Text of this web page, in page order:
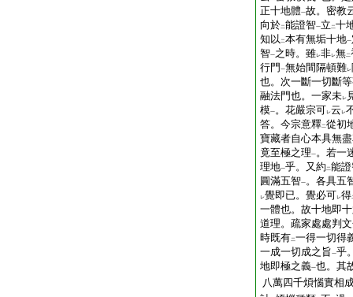
正十地體一故。密教
向於二能證智一立 二十
知以 二本有無垢十地一
智一之時。雖レ非レ無二
行門 一無始間隔頓難レ
也。次一斷一切斷
融法門也。一家未レ
模一。花嚴宗可レ云 レ
答。今宗意釋二從初
寶藏者自心本具無
竟至極之理一。若一
理地一乎。又約 二能
圓滿五智一。各具五
レ覺即已。覺必可レ得
一體也。故十地即
道理。疏家處處判
時既有二一得一切得
一成一切成之旨一乎
地即極之義一也。其
八萬四千煩惱實相